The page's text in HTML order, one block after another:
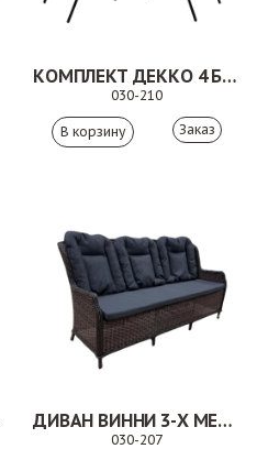
КОМПЛЕКТ ДЕККО 4 БЕЖЕВЫЙ
030-210
Заказ
ДИВАН ВИННИ 3-Х МЕСТНЫЙ КОРИЧНЕВЫЙ
030-207